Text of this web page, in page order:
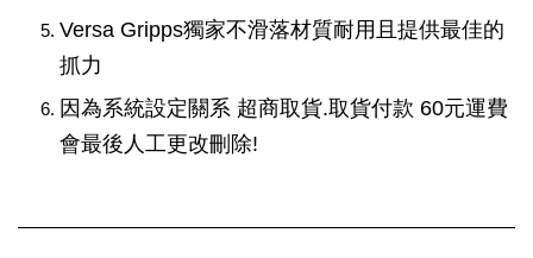
Versa Gripps獨家不滑落材質耐用且提供最佳的
抓力
因為系統設定關系 超商取貨.取貨付款 60元運費
會最後人工更改刪除!